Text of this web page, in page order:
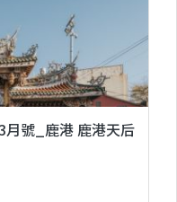
號_鹿港 鹿港天后